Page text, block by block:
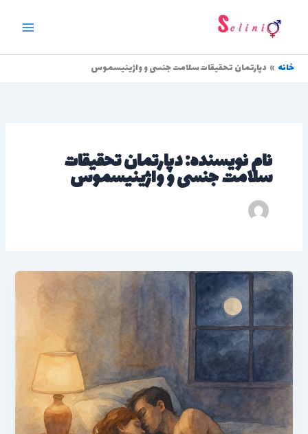
خانه
دپارتمان تحقیقات سلامت جنسی و واژینیسموس
نام نویسنده: دپارتمان تحقیقات
سلامت جنسی و واژینیسموس